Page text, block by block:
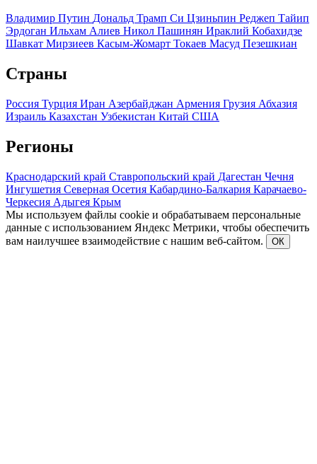
Владимир Путин Дональд Трамп Си Цзиньпин Реджеп Тайип
Эрдоган Ильхам Алиев Никол Пашинян Ираклий Кобахидзе
Шавкат Мирзиеев Касым-Жомарт Токаев Масуд Пезешкиан
Страны
Россия Турция Иран Азербайджан Армения Грузия Абхазия
Израиль Казахстан Узбекистан Китай США
Регионы
Краснодарский край Ставропольский край Дагестан Чечня
Ингушетия Северная Осетия Кабардино-Балкария Карачаево-
Черкесия Адыгея Крым
Мы используем файлы cookie и обрабатываем персональные
данные с использованием Яндекс Метрики, чтобы обеспечить
вам наилучшее взаимодействие с нашим веб-сайтом.
ОК